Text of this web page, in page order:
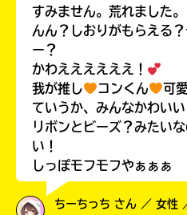
すみません。荒れました。
んん？しおりがもらえる
ー？
かわええええええ！
我が推し
コンくん
可
ていうか、みんなかわいい
リボンとビーズ？みたい
い！
しっぽモフモフやぁぁぁ
ちーちっち さん ／ 女性